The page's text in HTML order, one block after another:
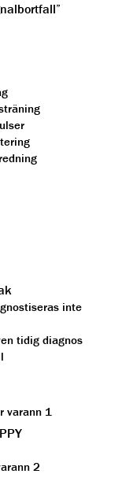
inte
tidig diagnos
varann 1
2